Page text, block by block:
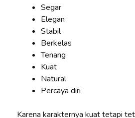
Segar
Elegan
Stabil
Berkelas
Tenang
Kuat
Natural
Percaya diri
Karena karakternya kuat tetapi